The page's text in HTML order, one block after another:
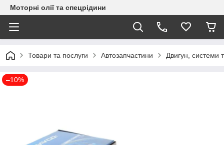
Моторні олії та спецрідини
Товари та послуги Автозапчастини Двигун, системи
–10%